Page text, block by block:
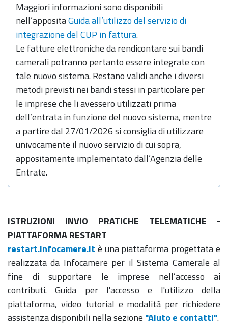
Maggiori informazioni sono disponibili
nell’appositaGuida all’utilizzo del servizio di
integrazione del CUP in fattura.
Le fatture elettroniche da rendicontare sui bandi
camerali potranno pertanto essere integrate con
tale nuovo sistema. Restano validi anche i diversi
metodi previsti nei bandi stessi in particolare per
le imprese che li avessero utilizzati prima
dell’entrata in funzione del nuovo sistema, mentre
a partire dal 27/01/2026 si consiglia di utilizzare
univocamente il nuovo servizio di cui sopra,
appositamente implementato dall’Agenzia delle
Entrate.
ISTRUZIONI INVIO PRATICHE TELEMATICHE -
PIATTAFORMA RESTART
restart.infocamere.it è una piattaforma progettata e
realizzata da Infocamere per il Sistema Camerale al
fine di supportare le imprese nell’accesso ai
contributi. Guida per l'accesso e l'utilizzo della
piattaforma, video tutorial e modalità per richiedere
assistenza disponibili nella sezione "Aiuto e contatti".